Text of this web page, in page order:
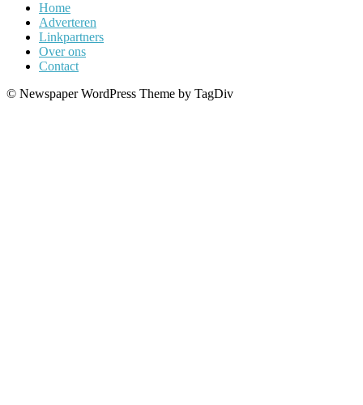
Home
Adverteren
Linkpartners
Over ons
Contact
© Newspaper WordPress Theme by TagDiv